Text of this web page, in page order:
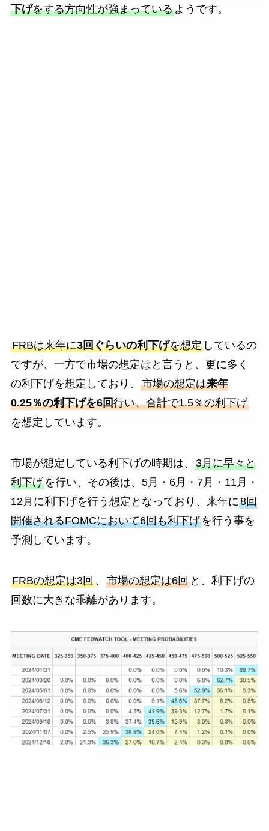
下げをする方向性が強まっているようです。
FRBは来年に3回ぐらいの利下げを想定しているの
ですが、一方で市場の想定はと言うと、更に多く
の利下げを想定しており、 市場の想定は来年
0.25％の利下げを6回行い、合計で1.5％の利下げ
を想定しています。
市場が想定している利下げの時期は、 3月に早々と
利下げを行い、その後は、5月・6月・7月・11月・
12月に利下げを行う想定となっており、来年に8回
開催されるFOMCにおいて6回も利下げを行う事を
予測しています。
FRBの想定は3回、 市場の想定は6回と、利下げの
回数に大きな乖離があります。